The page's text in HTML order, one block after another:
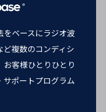
をベースにラジオ波
複数のコンディシ
お客様ひとりひとり
サポートプログラム